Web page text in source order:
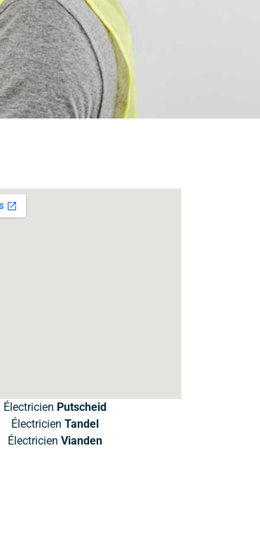
Électricien Putscheid
ÉlectricienTandel
ÉlectricienVianden